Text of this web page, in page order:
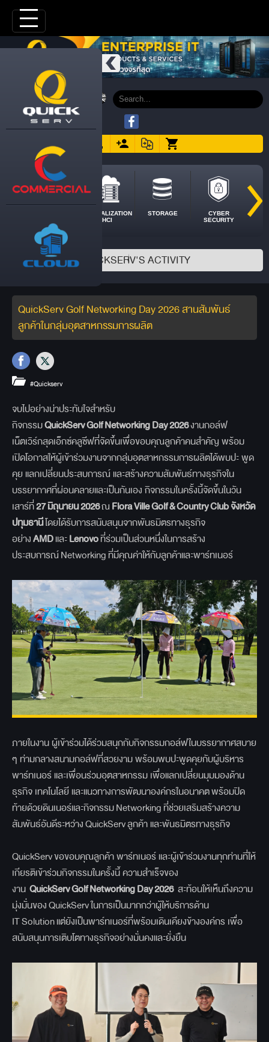
VIRTUALIZATION
HCI
STORAGE
CYBER
SECURITY
QUICKSERV'S ACTIVITY
QuickServ Golf Networking Day 2026 สานสัมพันธ์
ลูกค้าในกลุ่มอุตสาหกรรมการผลิต
#Quickserv
จบไปอย่างน่าประทับใจสำหรับ
กิจกรรมQuickServ Golf Networking Day 2026งานกอล์ฟ
เน็ตเวิร์กสุดเอ็กซ์คลูซีฟที่จัดขึ้นเพื่อขอบคุณลูกค้าคนสำคัญ พร้อม
เปิดโอกาสให้ผู้เข้าร่วมงานจากกลุ่มอุตสาหกรรมการผลิตได้พบปะ พูด
คุย แลกเปลี่ยนประสบการณ์ และสร้างความสัมพันธ์ทางธุรกิจใน
บรรยากาศที่ผ่อนคลายและเป็นกันเอง กิจกรรมในครั้งนี้จัดขึ้นในวัน
เสาร์ที่27มิถุนายน 2026ณ Flora Ville Golf & Country Clubจังหวัด
ปทุมธานีโดยได้รับการสนับสนุนจากพันธมิตรทางธุรกิจ
อย่างAMDและLenovoที่ร่วมเป็นส่วนหนึ่งในการสร้าง
ประสบการณ์ Networking ที่มีคุณค่าให้กับลูกค้าและพาร์ทเนอร์
ภายในงาน ผู้เข้าร่วมได้ร่วมสนุกกับกิจกรรมกอล์ฟในบรรยากาศสบาย
ๆ ท่ามกลางสนามกอล์ฟที่สวยงาม พร้อมพบปะพูดคุยกับผู้บริหาร
พาร์ทเนอร์ และเพื่อนร่วมอุตสาหกรรม เพื่อแลกเปลี่ยนมุมมองด้าน
ธุรกิจ เทคโนโลยี และแนวทางการพัฒนาองค์กรในอนาคต พร้อมปิด
ท้ายด้วยดินเนอร์และกิจกรรม Networking ที่ช่วยเสริมสร้างความ
สัมพันธ์อันดีระหว่าง QuickServ ลูกค้า และพันธมิตรทางธุรกิจ
QuickServ ขอขอบคุณลูกค้า พาร์ทเนอร์ และผู้เข้าร่วมงานทุกท่านที่ให้
เกียรติเข้าร่วมกิจกรรมในครั้งนี้ ความสำเร็จของ
งาน QuickServ Golf Networking Day 2026สะท้อนให้เห็นถึงความ
มุ่งมั่นของ QuickServ ในการเป็นมากกว่าผู้ให้บริการด้าน
IT Solution แต่ยังเป็นพาร์ทเนอร์ที่พร้อมเดินเคียงข้างองค์กร เพื่อ
สนับสนุนการเติบโตทางธุรกิจอย่างมั่นคงและยั่งยืน